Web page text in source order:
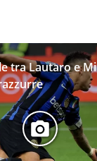
tra Lautaro e